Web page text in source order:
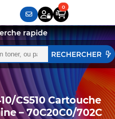
complétion sont
rapide
CS510 Cartouche
– 70C20C0/702C